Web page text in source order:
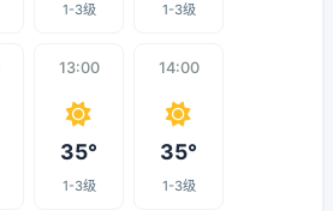
1-3级 1-3级
13:00
35°
1-3级
14:00
35°
1-3级